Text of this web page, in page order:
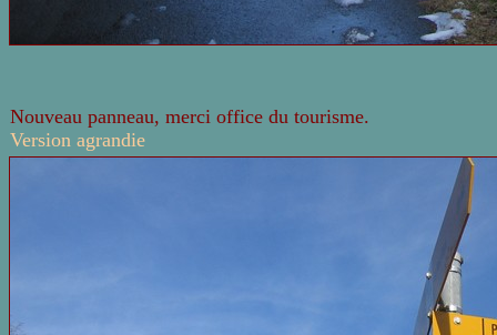
Nouveau panneau, merci office du tourisme.
Version agrandie